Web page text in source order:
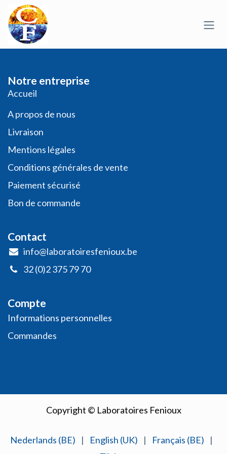
Se rendre au contenu
Notre entreprise
​​​Acc​uei​l​
A propos de nous
Livraison
Mentions légales
Conditio​ns général​es de vente
Paiement sécurisé
Bon de commande
Contact
info@laboratoiresfenioux.be
32 (0)2 375 79 70
Compte
Informations personnelles
​Commandes
Copyright © Laboratoires Fenioux
Nederlands (BE) | English (UK) | Français (BE)
|